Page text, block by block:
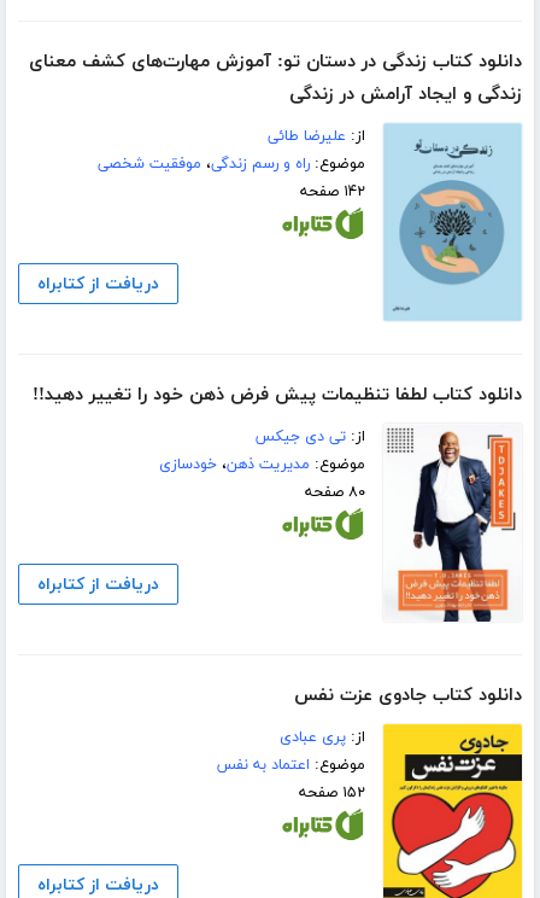
دانلود کتاب زندگی در دستان تو:‌‌ آموزش مهارت‌های کشف معنای
زندگی و ایجاد آرامش در زندگی
از: علیرضا طائی
موضوع:راه و رسم زندگی، موفقیت شخصی
۱۴۲ صفحه
دریافت از کتابراه
دانلود کتاب لطفا تنظیمات پیش فرض ذهن خود را تغییر دهید!!
از:تی دی جیکس
موضوع: مدیریت ذهن،خودسازی
۸۰ صفحه
دریافت از کتابراه
دانلود کتاب جادوی عزت نفس
از:پری عبادی
موضوع: اعتماد به نفس
۱۵۲ صفحه
دریافت از کتابراه